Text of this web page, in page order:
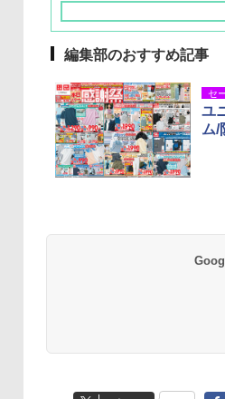
10,450円～
7,950円～
編集部のおすすめ記事
セ
ユ
ム/